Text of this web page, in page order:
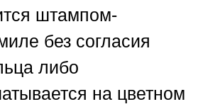
штампом-
без согласия
либо
на цветном